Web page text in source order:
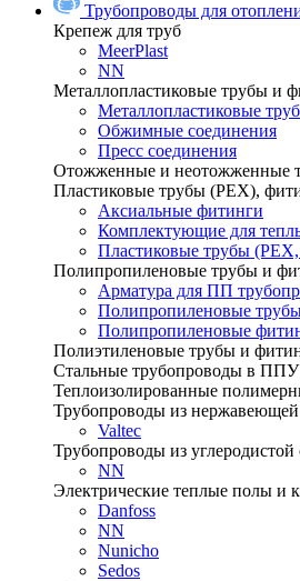
Трубопроводы для
Крепеж для труб
MeerPlast
NN
Металлопластиковые трубы и
Металлопластиковые
Обжимные соединения
Пресс соединения
Отожженные и неотожженные
Пластиковые трубы (РЕХ),
Аксиальные фитинги
Комплектующие для
Пластиковые трубы
Полипропиленовые трубы и
Арматура для ПП
Полипропиленовые
Полипропиленовые
Полиэтиленовые трубы и
Стальные трубопроводы в ППУ
Теплоизолированные
Трубопроводы из нержавеющей
Valtec
Трубопроводы из
NN
Электрические теплые полы и
Danfoss
NN
Nunicho
Sedos